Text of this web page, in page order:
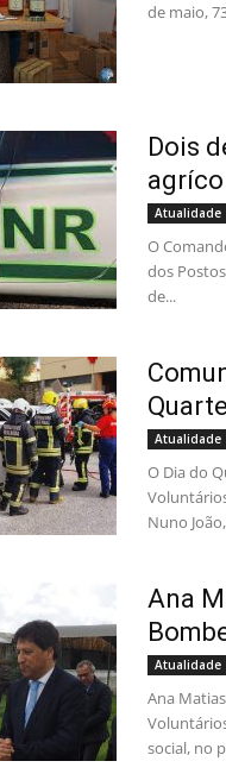
de maio,
Dois
Atualidade
O
dos
de...
Atualidade
O Dia do
Nuno
Ana
Atualidade
Ana
social, no